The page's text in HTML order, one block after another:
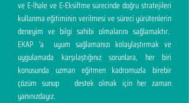
ve E-İhale ve E-Eksiltme sürecinde doğru stratejileri
kullanma eğitiminin verilmesi ve süreci yürütenlerin
deneyim ve bilgi sahibi olmalarını sağlamaktır.
EKAP 'a uyum sağlamanızı kolaylaştırmak ve
uygulamada karşılaştığınız sorunlara, her biri
konusunda uzman eğitmen kadromuzla birebir
çözüm sunup destek olmak için her zaman
yanınızdayız.